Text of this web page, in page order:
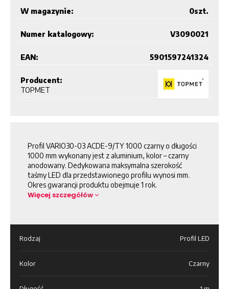
W magazynie: szt.
0
Numer katalogowy: V3090021
EAN: 5901597241324
Producent:
TOPMET
Profil VARIO30-03 ACDE-9/TY 1000 czarny o długości
1000 mm wykonany jest z aluminium, kolor – czarny
anodowany. Dedykowana maksymalna szerokość
taśmy LED dla przedstawionego profilu wynosi mm.
Okres gwarancji produktu obejmuje 1 rok.
Więcej szczegółów
Rodzaj Profil LED
Kolor Czarny